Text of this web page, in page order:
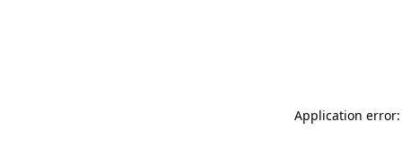
Application